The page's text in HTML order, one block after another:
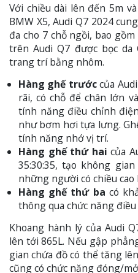
Với chiều dài lên đến 5m
BMW X5, Audi Q7 2024
đa cho 7 chỗ ngồi, bao
trên Audi Q7 được bọc da
trang trí bằng nhôm.
Hàng ghế trướccủa
rãi, có chỗ để chân lớn
tính năng điều chỉnh
như bơm hơi tựa lưng.
tính năng nhớ vị trí.
Hàng ghế thứ hai của
35:30:35, tạo không
những người có chiều cao
Hàng ghế thứ ba có
thông qua chức năng
Khoang hành lý của Audi
lên tới 865L. Nếu gập
gian chứa đồ có thể tăng
cũng có chức năng đóng/